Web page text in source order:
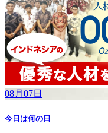
08月07日
今日は何の日